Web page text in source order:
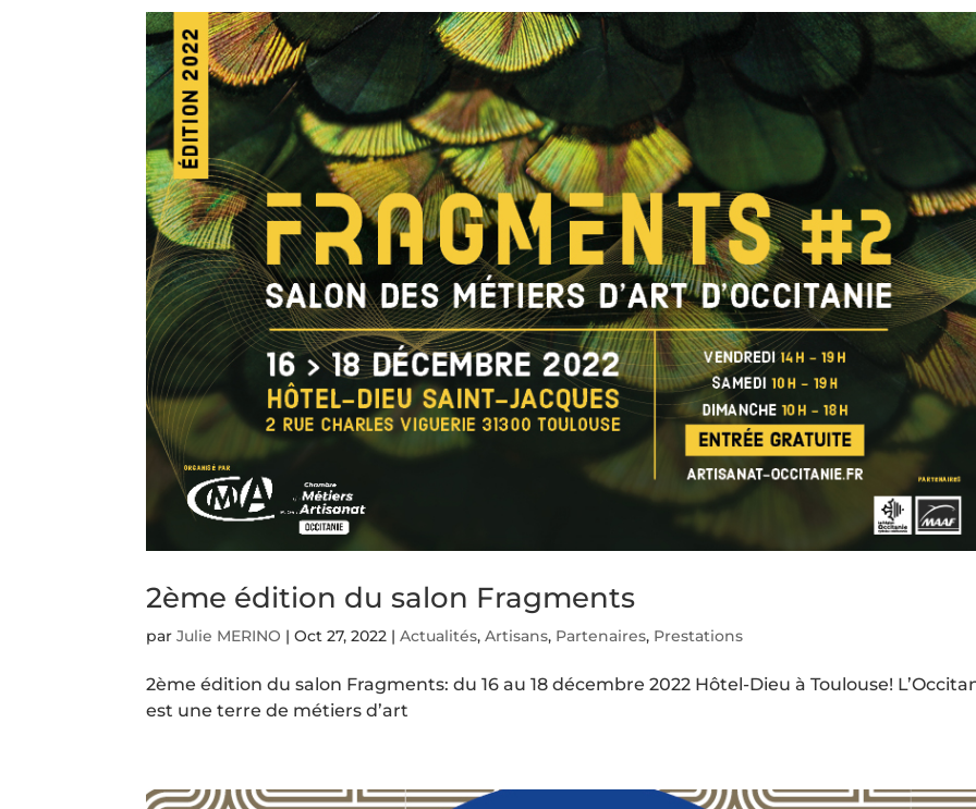
2ème édition du salon Fragments
parJulie MERINO |Oct 27, 2022 |Actualités,Artisans, Partenaires, Prestations
2ème édition du salon Fragments: du 16 au 18 décembre 2022 Hôtel-Dieu à Toulouse!
est une terre de métiers d’art